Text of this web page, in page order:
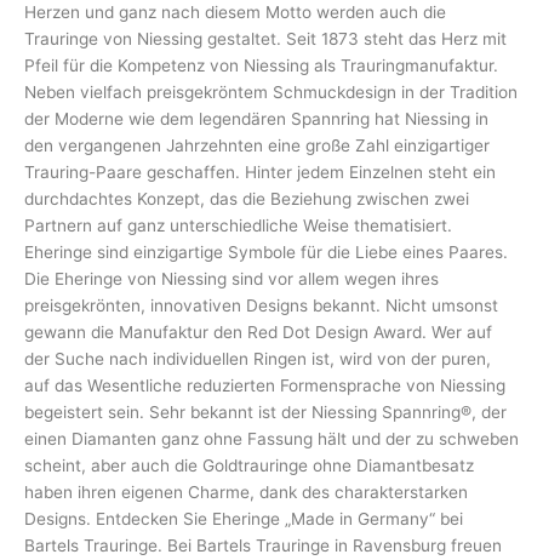
Herzen und ganz nach diesem Motto werden auch die
Trauringe von Niessing gestaltet. Seit 1873 steht das Herz mit
Pfeil für die Kompetenz von Niessing als Trauringmanufaktur.
Neben vielfach preisgekröntem Schmuckdesign in der Tradition
der Moderne wie dem legendären Spannring hat Niessing in
den vergangenen Jahrzehnten eine große Zahl einzigartiger
Trauring-Paare geschaffen. Hinter jedem Einzelnen steht ein
durchdachtes Konzept, das die Beziehung zwischen zwei
Partnern auf ganz unterschiedliche Weise thematisiert.
Eheringe sind einzigartige Symbole für die Liebe eines Paares.
Die Eheringe von Niessing sind vor allem wegen ihres
preisgekrönten, innovativen Designs bekannt. Nicht umsonst
gewann die Manufaktur den Red Dot Design Award. Wer auf
der Suche nach individuellen Ringen ist, wird von der puren,
auf das Wesentliche reduzierten Formensprache von Niessing
begeistert sein. Sehr bekannt ist der Niessing Spannring®, der
einen Diamanten ganz ohne Fassung hält und der zu schweben
scheint, aber auch die Goldtrauringe ohne Diamantbesatz
haben ihren eigenen Charme, dank des charakterstarken
Designs. Entdecken Sie Eheringe „Made in Germany“ bei
Bartels Trauringe. Bei Bartels Trauringe in Ravensburg freuen